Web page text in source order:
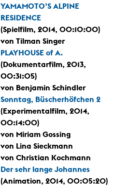
YAMAMOTO’S ALPINE
RESIDENCE
(Spielfilm, 2014, 00:10:00)
von Tilman Singer
PLAYHOUSE of A.
(Dokumentarfilm, 2013,
00:31:05)
von Benjamin Schindler
Sonntag, Büscherhöfchen 2
(Experimentalfilm, 2014,
00:14:00)
von Miriam Gossing
von Lina Sieckmann
von Christian Kochmann
Der sehr lange Johannes
(Animation, 2014, 00:05:20)